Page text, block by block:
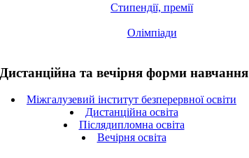
Стипендії, премії
Олімпіади
Дистанційна та вечірня форми навчання
Міжгалузевий інститут безперервної освіти
Дистанційна освіта
Післядипломна освіта
Вечірня освіта